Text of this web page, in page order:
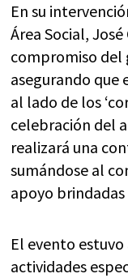
En su
Área Social,
compromiso del
asegurando que
al lado de los
celebración del
realizará una
sumándose al
apoyo
El evento
actividades